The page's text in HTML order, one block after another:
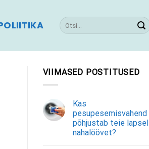
VIIMASED POSTITUSED
Kas
pesupesemisvahend
põhjustab teie lapsel
nahalöövet?